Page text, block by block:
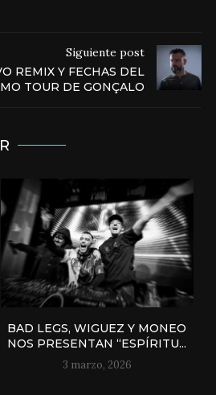
Siguiente post
REMIX Y FECHAS DEL
TOUR DE GONÇALO
BAD LEGS, WIGUEZ Y MONEO
NOS PRESENTAN “ESPÍRITU...
3 marzo, 2026